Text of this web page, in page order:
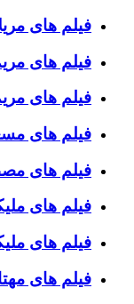
فیلم های
فیلم های
فیلم های
فیلم های
فیلم های
فیلم های
فیلم های
فیلم های